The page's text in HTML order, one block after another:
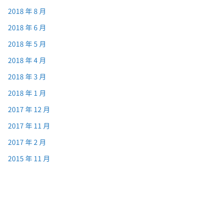
2018 年 8 月
2018 年 6 月
2018 年 5 月
2018 年 4 月
2018 年 3 月
2018 年 1 月
2017 年 12 月
2017 年 11 月
2017 年 2 月
2015 年 11 月